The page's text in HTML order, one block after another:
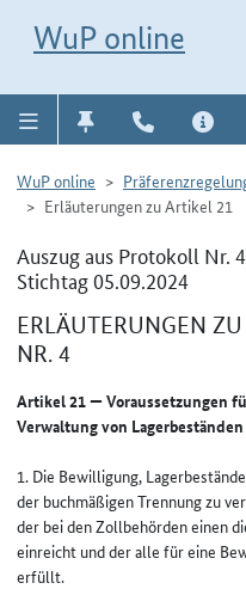
WuP online
WuP online
Erläuterungen zu Artikel 21
Auszug aus Protokoll Nr.
Stichtag 05.09.2024
ERLÄUTERUNGEN ZU
NR. 4
Artikel 21 — Voraussetzungen
Verwaltung von
1. Die Bewilligung,
der buchmäßigen Trennung zu
der bei den Zollbehörden einen
einreicht und der alle für eine
erfüllt.